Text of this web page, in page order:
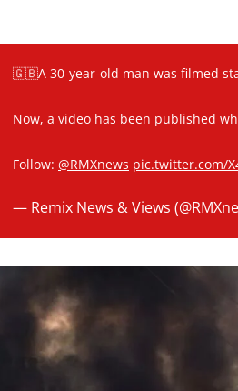
🇬🇧A 30-year-old man was filmed
Now, a video has been published
Follow: @RMXnews pic.twitter.com/
— Remix News & Views